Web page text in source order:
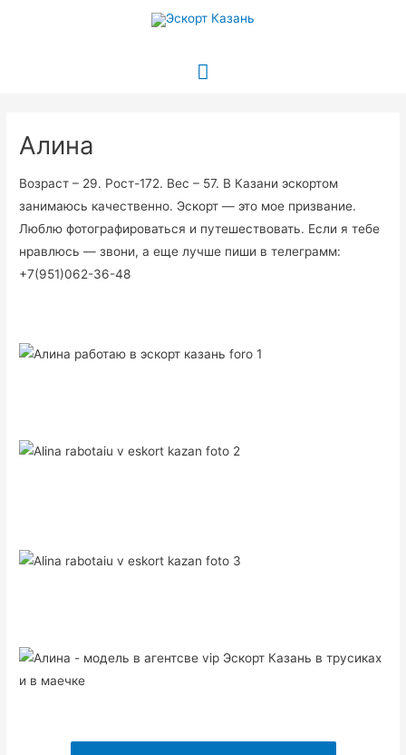
Главное
Алина
Возраст – 29. Рост-172. Вес – 57. В Казани эскортом
занимаюсь качественно. Эскорт — это мое призвание.
Люблю фотографироваться и путешествовать. Если я тебе
нравлюсь — звони, а еще лучше пиши в телеграмм:
+7(951)062-36-48